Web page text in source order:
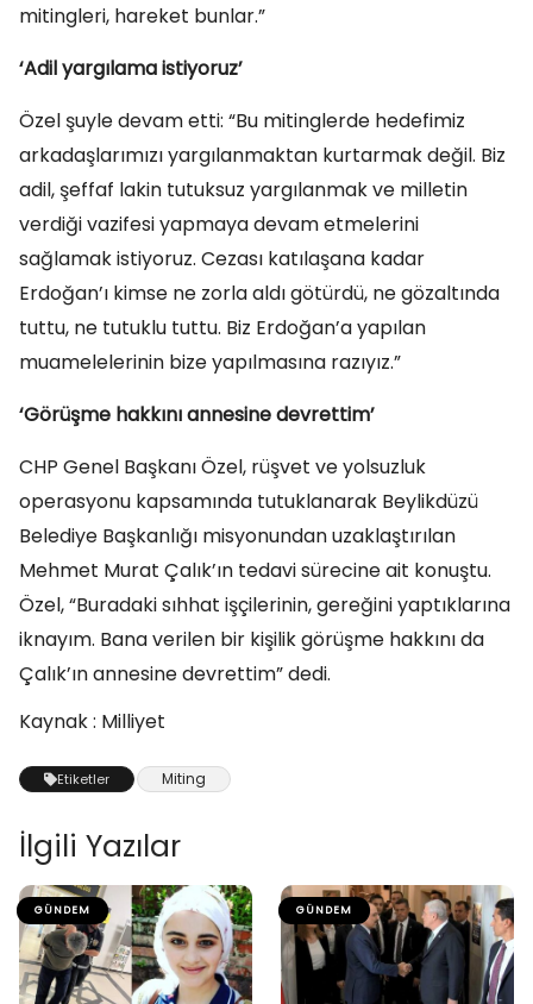
mitingleri, hareket bunlar.”
‘Adil yargılama istiyoruz’
Özel şuyle devam etti: “Bu mitinglerde hedefimiz
arkadaşlarımızı yargılanmaktan kurtarmak değil. Biz
adil, şeffaf lakin tutuksuz yargılanmak ve milletin
verdiği vazifesi yapmaya devam etmelerini
sağlamak istiyoruz. Cezası katılaşana kadar
Erdoğan’ı kimse ne zorla aldı götürdü, ne gözaltında
tuttu, ne tutuklu tuttu. Biz Erdoğan’a yapılan
muamelelerinin bize yapılmasına razıyız.”
‘Görüşme hakkını annesine devrettim’
CHP Genel Başkanı Özel, rüşvet ve yolsuzluk
operasyonu kapsamında tutuklanarak Beylikdüzü
Belediye Başkanlığı misyonundan uzaklaştırılan
Mehmet Murat Çalık’ın tedavi sürecine ait konuştu.
Özel, “Buradaki sıhhat işçilerinin, gereğini yaptıklarına
iknayım. Bana verilen bir kişilik görüşme hakkını da
Çalık’ın annesine devrettim” dedi.
Kaynak : Milliyet
Etiketler Miting
İlgili Yazılar
GÜNDEM GÜNDEM